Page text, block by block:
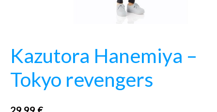
Kazutora Hanemiya –
Tokyo revengers